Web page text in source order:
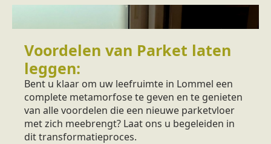
Voordelen van Parket laten
leggen:
Bent u klaar om uw leefruimte in Lommel een
complete metamorfose te geven en te genieten
van alle voordelen die een nieuwe parketvloer
met zich meebrengt? Laat ons u begeleiden in
dit transformatieproces.